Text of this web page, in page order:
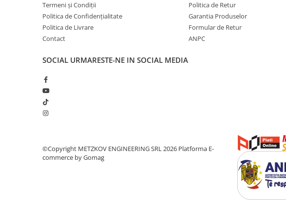
Termeni și Condiții
Politica de Confidențialitate
Politica de Livrare
Contact
Politica de Retur
Garantia Produselor
Formular de Retur
ANPC
SOCIAL URMARESTE-NE IN SOCIAL MEDIA
©Copyright METZKOV ENGINEERING SRL 2026 Platforma E-
commerce by Gomag